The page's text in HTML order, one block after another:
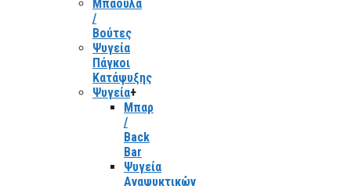
Μπαούλα
/
Βούτες
Ψυγεία
Πάγκοι
Κατάψυξης
Ψυγεία+
Μπαρ
/
Back
Bar
Ψυγεία
Αναψυκτικών